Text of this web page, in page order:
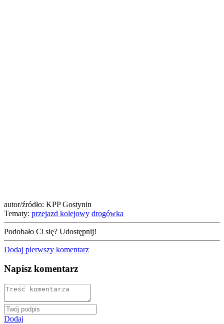
autor/źródło: KPP Gostynin
Tematy: przejazd kolejowy drogówka
Podobało Ci się? Udostępnij!
Dodaj pierwszy komentarz
Napisz komentarz
Dodaj